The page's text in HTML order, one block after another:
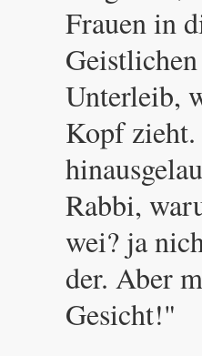
Frauen in
Unterleib,
Kopf zieht.
Rabbi,
wei? ja
der. Aber
Gesicht!"